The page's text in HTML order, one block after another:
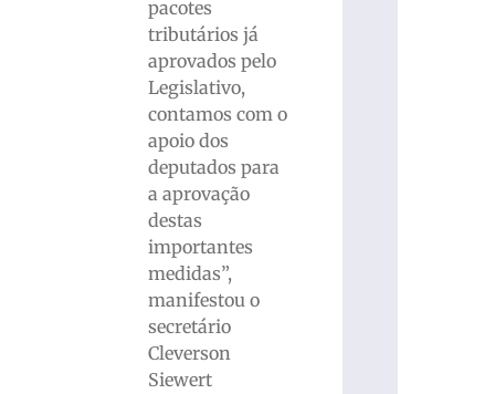
pacotes
tributários já
aprovados pelo
Legislativo,
contamos com o
apoio dos
deputados para
a aprovação
destas
importantes
medidas”,
manifestou o
secretário
Cleverson
Siewert